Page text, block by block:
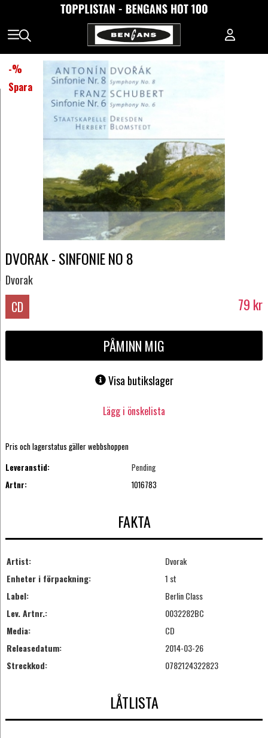
-%
Spara
DVORAK - SINFONIE NO 8
Dvorak
CD 79 kr
PÅMINN MIG
Visa butikslager
Lägg i önskelista
Pris och lagerstatus gäller webbshoppen
Leveranstid:
Pending
Artnr:
1016783
FAKTA
Artist:
Dvorak
Enheter i förpackning:
1 st
Label:
Berlin Class
Lev. Artnr.:
0032282BC
Media:
CD
Releasedatum:
2014-03-26
Streckkod:
0782124322823
LÅTLISTA